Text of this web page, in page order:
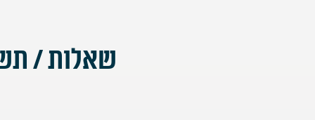
שאלות /